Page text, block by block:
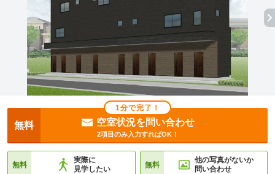
1分で完了！
無料 空室状況を問い合わせ
2項目のみ入力すればOK！
無料
実際に
見学したい
無料
他の写真がないか
問い合わせ